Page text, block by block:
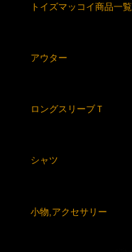
トイズマッコイ商品一覧
アウター
ロングスリーブＴ
シャツ
小物,アクセサリー